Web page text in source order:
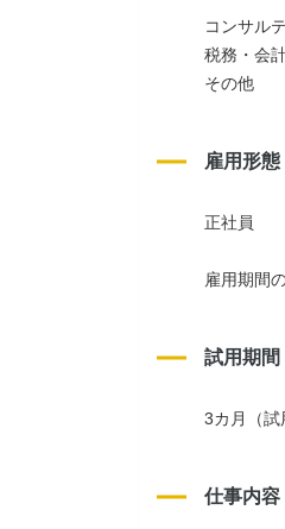
コンサル
税務・会
その他
雇用形態
正社員
雇用期間
試用期間
3カ月（試
仕事内容